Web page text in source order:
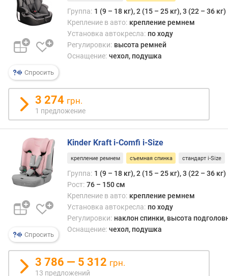
Спросить
Группа: 1 (9 – 18 кг), 2 (15 – 25 кг), 3 (22 – 36 кг)
Крепление в авто: крепление ремнем
Установка автокресла: по ходу
Регулировки: высота ремней
Оснащение: чехол, подушка
3 274 грн.
1 предложение
Спросить
Kinder Kraft i-Comfi i-Size
крепление ремнем съемная спинка стандарт i-Size
Группа: 1 (9 – 18 кг), 2 (15 – 25 кг), 3 (22 – 36 кг)
Рост: 76 – 150 см
Крепление в авто: крепление ремнем
Установка автокресла: по ходу
Регулировки: наклон спинки, высота
Оснащение: чехол, подушка
3 786 — 5 312 грн.
13 предложений